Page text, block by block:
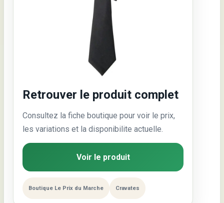
Retrouver le produit complet
Consultez la fiche boutique pour voir le prix,
les variations et la disponibilite actuelle.
Voir le produit
Boutique Le Prix du Marche Cravates